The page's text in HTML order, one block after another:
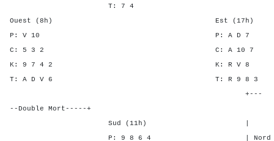
T: 7 4
Ouest (8h) Est (17h)
P: V 10 P: A
C: 5 3 2 C: A
K: 9 7 4 2 K: R
T: A D V 6 T: R 9
+---
--Double Mort-----+
Sud (11h) | SA P
P: 9 8 6 4 | Nord -